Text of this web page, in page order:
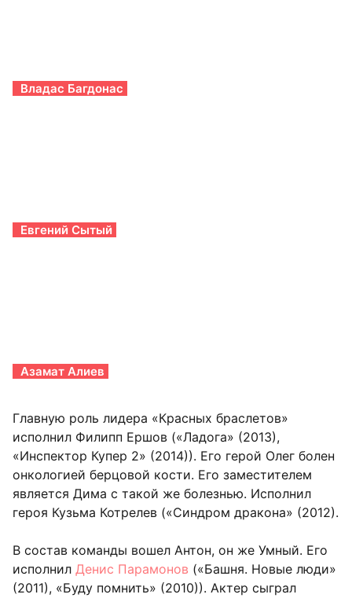
Владас Багдонас
Евгений Сытый
Азамат Алиев
Главную роль лидера «Красных браслетов»
исполнил Филипп Ершов («Ладога» (2013),
«Инспектор Купер 2» (2014)). Его герой Олег болен
онкологией берцовой кости. Его заместителем
является Дима с такой же болезнью. Исполнил
героя Кузьма Котрелев («Синдром дракона» (2012).
В состав команды вошел Антон, он же Умный. Его
исполнил Денис Парамонов («Башня. Новые люди»
(2011), «Буду помнить» (2010)). Актер сыграл